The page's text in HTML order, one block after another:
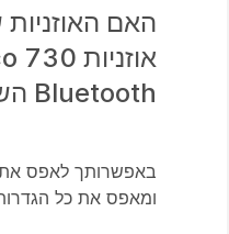
האם
Bluetooth השמורים ומאפס את כל הגדרות האוזניות לערכי ברירת המחדל שלהן.
ומאפס את כל